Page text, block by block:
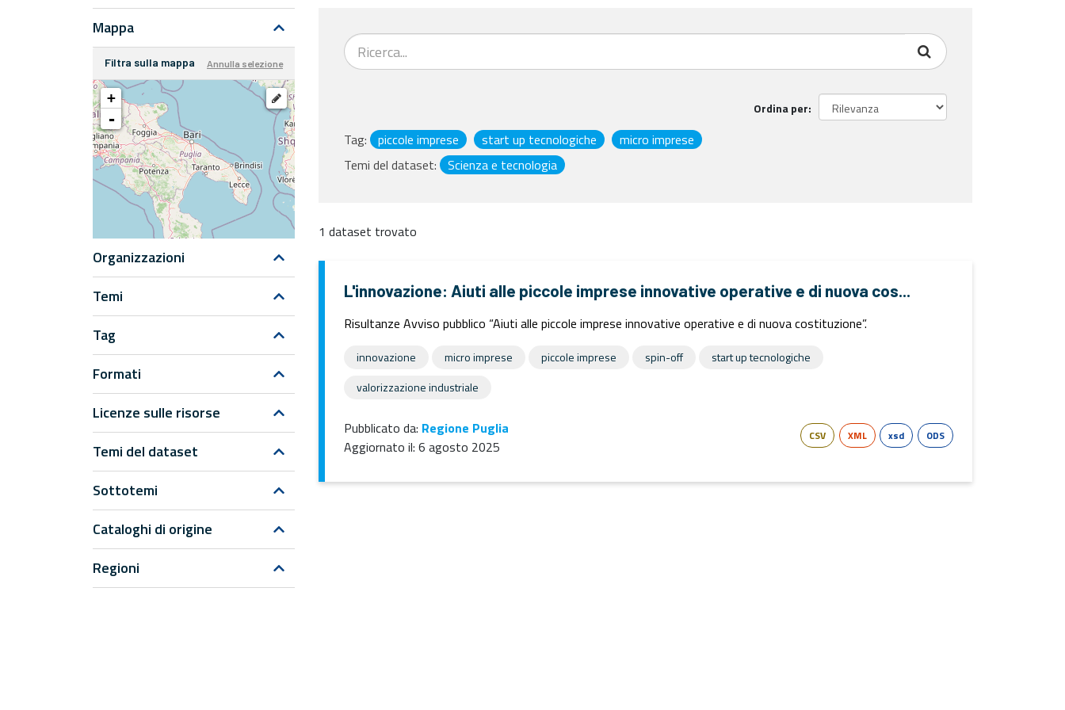
Mappa
Filtra sulla mappa Annulla selezione
+
-
Organizzazioni
Temi
Tag
Formati
Licenze sulle risorse
Temi del dataset
Sottotemi
Cataloghi di origine
Regioni
Ordina per
Tag: piccole imprese start up tecnologiche
micro imprese
Temi del dataset:
Scienza e tecnologia
1 dataset trovato
L'innovazione: Aiuti alle piccole imprese innovative operative e di nuova cos...
Risultanze Avviso pubblico “Aiuti alle piccole imprese innovative operative e di nuova costituzione”.
innovazione micro imprese piccole imprese spin-off
start up tecnologiche
valorizzazione industriale
Pubblicato da: Regione Puglia
Aggiornato il: 6 agosto 2025
CSV XML xsd ODS